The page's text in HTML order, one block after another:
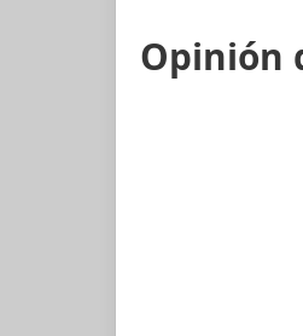
Opinión